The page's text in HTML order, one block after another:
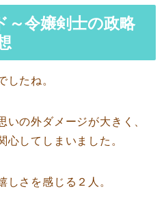
～令嬢剣士の政略
したね。
いの外ダメージが大きく、
心してしまいました。
しさを感じる２人。